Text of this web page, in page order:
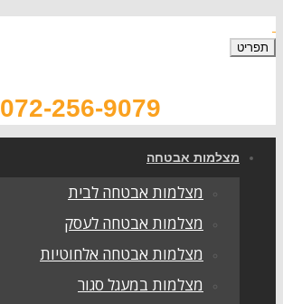
תפריט
072-256-9079
מצלמות אבטחה
מצלמות אבטחה לבית
מצלמות אבטחה לעסק
מצלמות אבטחה אלחוטיות
מצלמות במעגל סגור